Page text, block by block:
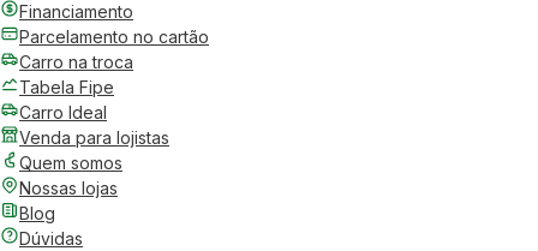
Financiamento
Parcelamento no cartão
Carro na troca
Tabela Fipe
Carro Ideal
Venda para lojistas
Quem somos
Nossas lojas
Blog
Dúvidas